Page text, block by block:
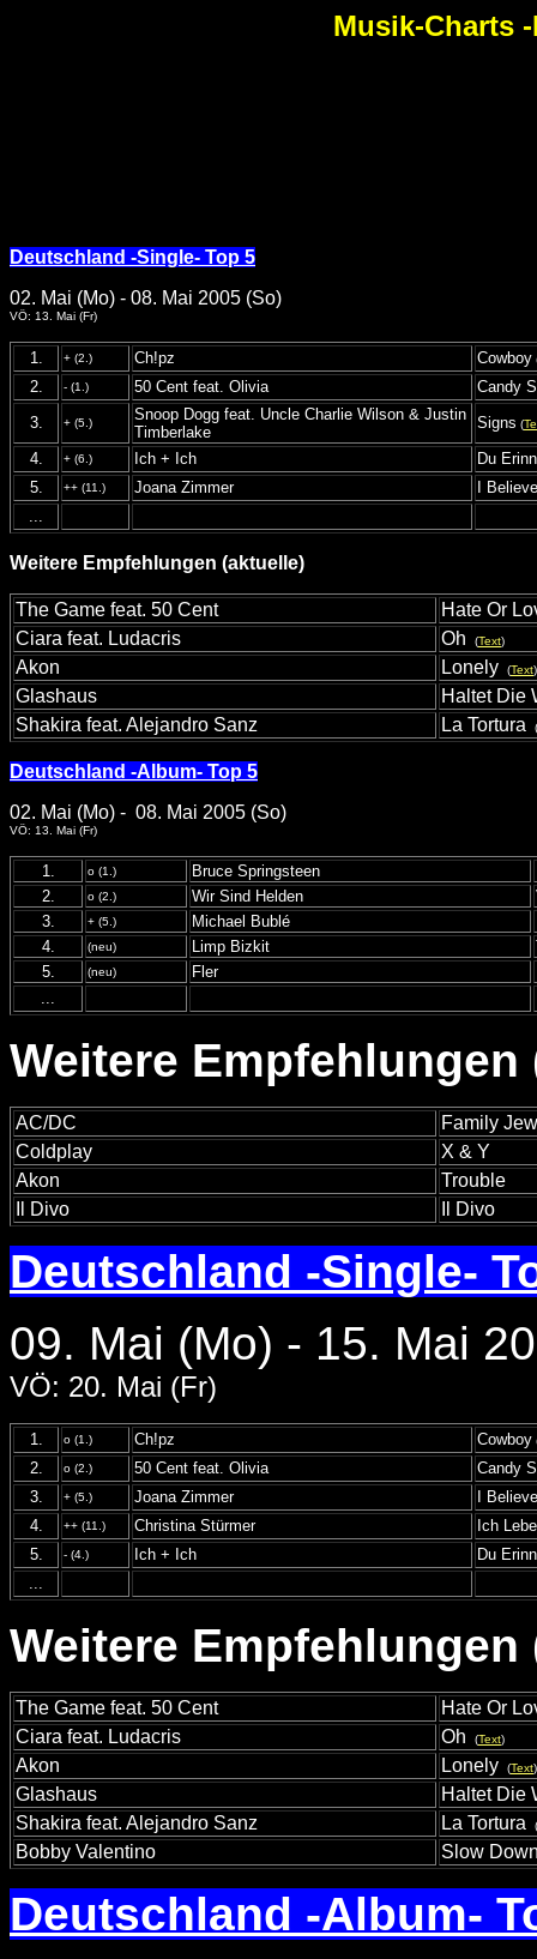
Musik-Charts
Deutschland -Single- Top 5
02. Mai (Mo) - 08. Mai 2005 (So)
VÖ: 13. Mai (Fr)
1. + (2.) Ch!pz Cowboy
2. - (1.) 50 Cent feat. Olivia
Candy
3.
+ (5.)
Snoop Dogg feat. Uncle Charlie Wilson & Justin
Timberlake
Signs (
4. + (6.) Ich + Ich
Du
5.
++ (11.) Joana Zimmer
I Believe
...
Weitere Empfehlungen (aktuelle)
The Game feat. 50 Cent
Hate Or
Ciara feat. Ludacris
Oh (Text)
Akon Lonely (Text)
Glashaus
Haltet Die
Shakira feat. Alejandro Sanz
La Tortura (
Deutschland -Album- Top 5
02. Mai (Mo) - 08. Mai 2005 (So)
VÖ: 13. Mai (Fr)
1. o (1.) Bruce Springsteen
2.
o (2.) Wir Sind Helden
3.
+ (5.) Michael Bublé
4.
(neu) Limp Bizkit
5.
(neu) Fler
...
Weitere Empfehlungen
AC/DC
Family
Coldplay
X & Y
Akon
Trouble
Il Divo
Il Divo
Deutschland -Single-
09. Mai (Mo) - 15. Mai
VÖ: 20. Mai (Fr)
1. o (1.) Ch!pz Cowboy
2. o (2.) 50 Cent feat. Olivia
Candy
3.
+ (5.) Joana Zimmer
I Believe
4.
++ (11.) Christina Stürmer
Ich Lebe
5.
- (4.) Ich + Ich
Du
...
Weitere Empfehlungen
The Game feat. 50 Cent
Hate Or
Ciara feat. Ludacris
Oh (Text)
Akon Lonely (Text)
Glashaus
Haltet Die
Shakira feat. Alejandro Sanz
La Tortura (
Bobby Valentino Slow
Deutschland -Album-